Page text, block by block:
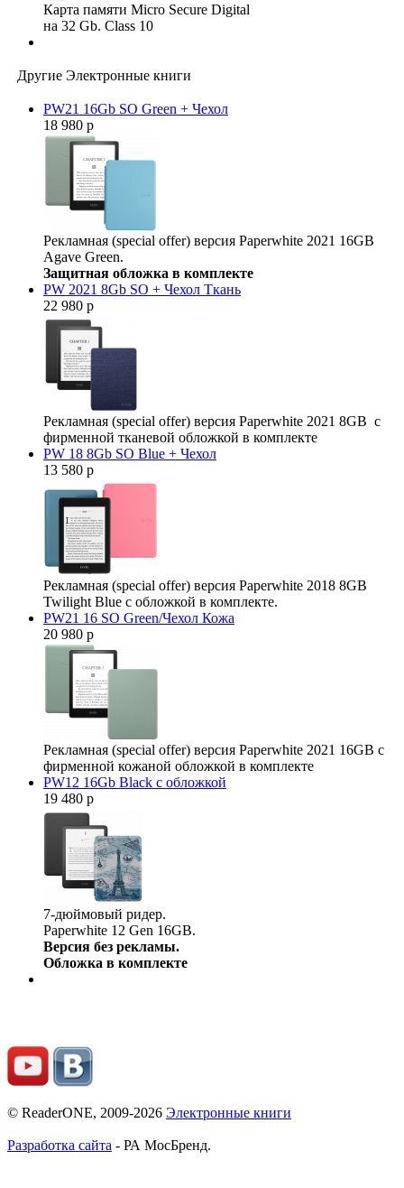
Карта памяти Micro Secure Digital
на 32 Gb. Class 10
Другие Электронные книги
PW21 16Gb SO Green + Чехол
18 980 р
Рекламная (special offer) версия Paperwhite 2021 16GB
Agave Green.
Защитная обложка в комплекте
PW 2021 8Gb SO + Чехол Ткань
22 980 р
Рекламная (special offer) версия Paperwhite 2021 8GB с
фирменной тканевой обложкой в комплекте
PW 18 8Gb SO Blue + Чехол
13 580 р
Рекламная (special offer) версия Paperwhite 2018 8GB
Twilight Blue с обложкой в комплекте.
PW21 16 SO Green/Чехол Кожа
20 980 р
Рекламная (special offer) версия Paperwhite 2021 16GB с
фирменной кожаной обложкой в комплекте
PW12 16Gb Black с обложкой
19 480 р
7-дюймовый ридер.
Paperwhite 12 Gen 16GB.
Версия без рекламы.
Обложка в комплекте
© ReaderONE, 2009-2026 Электронные книги
Разработка сайта - РА МосБренд.